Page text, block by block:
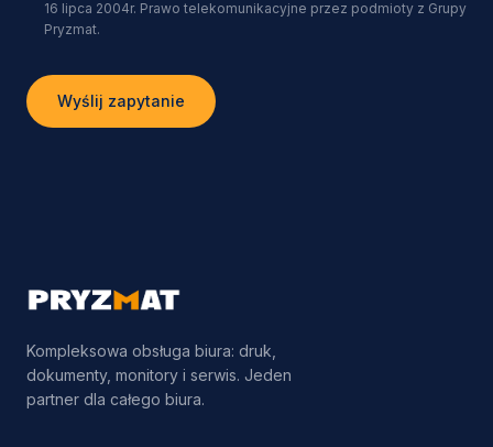
16 lipca 2004r. Prawo telekomunikacyjne przez podmioty z Grupy
Pryzmat.
Wyślij zapytanie
Kompleksowa obsługa biura: druk,
dokumenty, monitory i serwis. Jeden
partner dla całego biura.